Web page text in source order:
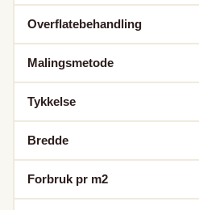
Overflatebehandling
Malingsmetode
Tykkelse
Bredde
Forbruk pr m2